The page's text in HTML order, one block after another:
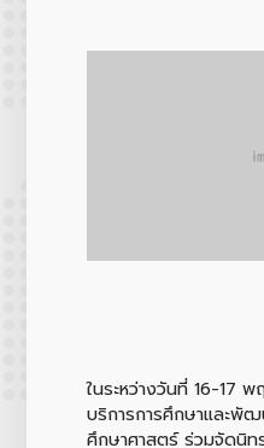
ในระหว่างวันที่ 16-17
บริการการศึกษาและ
ศึกษาศาสตร์ ร่วมจัดนิท